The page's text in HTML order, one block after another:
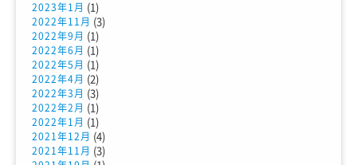
2023年1月 (1)
2022年11月 (3)
2022年9月 (1)
2022年6月 (1)
2022年5月 (1)
2022年4月 (2)
2022年3月 (3)
2022年2月 (1)
2022年1月 (1)
2021年12月 (4)
2021年11月 (3)